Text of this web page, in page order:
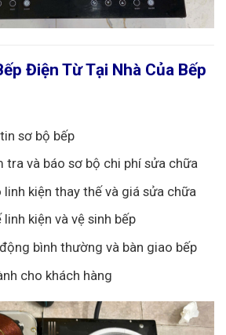
Điện Từ Tại Nhà Của Bếp
sơ bộ bếp
tra và báo sơ bộ chi phí sửa chữa
kiện thay thế và giá sửa chữa
kiện và vệ sinh bếp
bình thường và bàn giao bếp
cho khách hàng